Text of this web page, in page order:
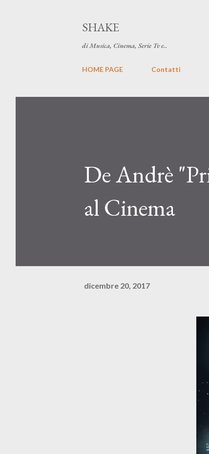
SHAKE
di Musica, Cinema, Serie Tv e..
HOME PAGE Contatti
De Andrè
al Cinema
dicembre 20, 2017